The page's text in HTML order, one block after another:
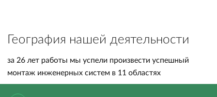
География нашей деятельности
за 26 лет работы мы успели произвести успешный
монтаж инженерных систем в 11 областях